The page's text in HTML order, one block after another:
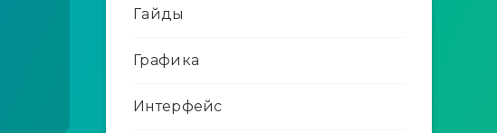
Гайды
Графика
Интерфейс